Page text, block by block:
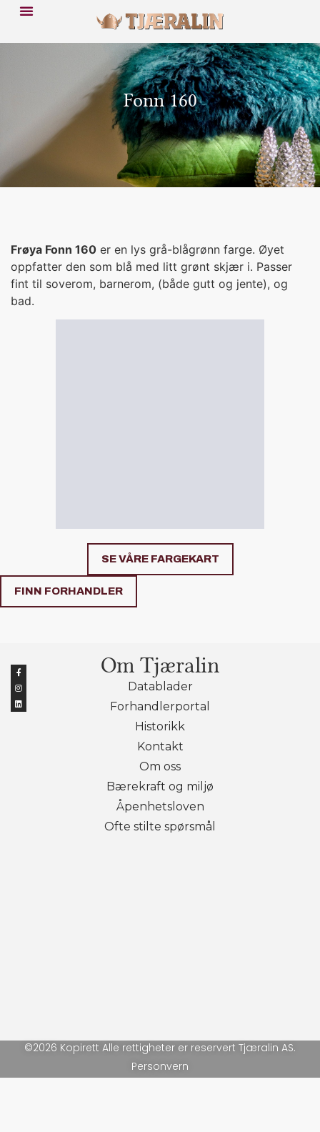
Fonn 160
Frøya Fonn 160 er en lys grå-blågrønn farge. Øyet
oppfatter den som blå med litt grønt skjær i. Passer
fint til soverom, barnerom, (både gutt og jente), og
bad.
SE VÅRE FARGEKART
FINN FORHANDLER
Om Tjæralin
Datablader
Forhandlerportal
Historikk
Kontakt
Om oss
Bærekraft og miljø
Åpenhetsloven
Ofte stilte spørsmål
©2026 Kopirett Alle rettigheter er reservert Tjæralin AS.
Personvern